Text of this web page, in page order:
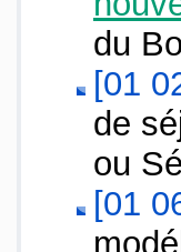
du
[01
de
ou
[01